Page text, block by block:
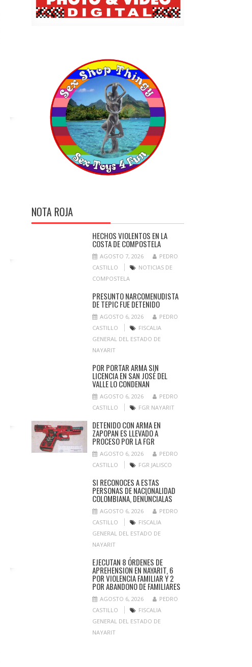
NOTA ROJA
HECHOS VIOLENTOS EN LA
COSTA DE COMPOSTELA
AGOSTO 7, 2026
PEDRO
CASTILLO
NOTICIAS DE
COMPOSTELA
PRESUNTO NARCOMENUDISTA
DE TEPIC FUE DETENIDO
AGOSTO 6, 2026
PEDRO
CASTILLO
FISCALIA
GENERAL DEL ESTADO DE
NAYARIT
POR PORTAR ARMA SIN
LICENCIA EN SAN JOSÉ DEL
VALLE LO CONDENAN
AGOSTO 6, 2026
PEDRO
CASTILLO
FGR NAYARIT
DETENIDO CON ARMA EN
ZAPOPAN ES LLEVADO A
PROCESO POR LA FGR
AGOSTO 6, 2026
PEDRO
CASTILLO
FGR JALISCO
SI RECONOCES A ESTAS
PERSONAS DE NACIONALIDAD
COLOMBIANA, DENÚNCIALAS
AGOSTO 6, 2026
PEDRO
CASTILLO
FISCALIA
GENERAL DEL ESTADO DE
NAYARIT
EJECUTAN 8 ÓRDENES DE
APREHENSION EN NAYARIT, 6
POR VIOLENCIA FAMILIAR Y 2
POR ABANDONO DE FAMILIARES
AGOSTO 6, 2026
PEDRO
CASTILLO
FISCALIA
GENERAL DEL ESTADO DE
NAYARIT